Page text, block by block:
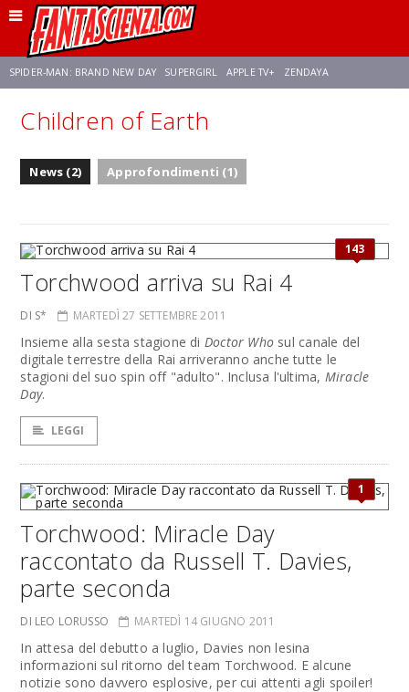
SPIDER-MAN: BRAND NEW DAY SUPERGIRL APPLE TV+ ZENDAYA
FRANCO RICCIARDIELLO AVENGERS: DOOMSDAY
Children of Earth
News (2) Approfondimenti (1)
143
Torchwood arriva su Rai 4
DI S* MARTEDÌ 27 SETTEMBRE 2011
Insieme alla sesta stagione di Doctor Who sul canale del
digitale terrestre della Rai arriveranno anche tutte le
stagioni del suo spin off "adulto". Inclusa l'ultima, Miracle
Day.
LEGGI
1
Torchwood: Miracle Day
raccontato da Russell T. Davies,
parte seconda
DI LEO LORUSSO MARTEDÌ 14 GIUGNO 2011
In attesa del debutto a luglio, Davies non lesina
informazioni sul ritorno del team Torchwood. E alcune
notizie sono davvero esplosive, per cui attenti agli spoiler!